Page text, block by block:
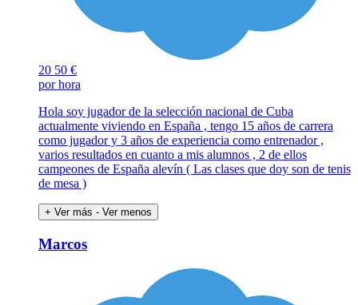
20 50 €
por hora
Hola soy jugador de la selección nacional de Cuba
actualmente viviendo en España , tengo 15 años de carrera
como jugador y 3 años de experiencia como entrenador ,
varios resultados en cuanto a mis alumnos , 2 de ellos
campeones de España alevín ( Las clases que doy son de tenis
de mesa )
+ Ver más - Ver menos
Marcos